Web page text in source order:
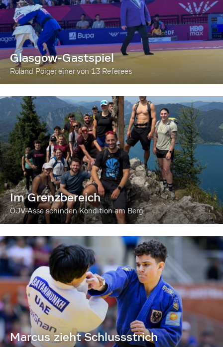
Glasgow-Gastspiel
Roland Poiger einer von 13 Referees
Im Grenzbereich
ÖJV-Asse schinden Kondition am Berg
Marcus zieht Schlussstrich